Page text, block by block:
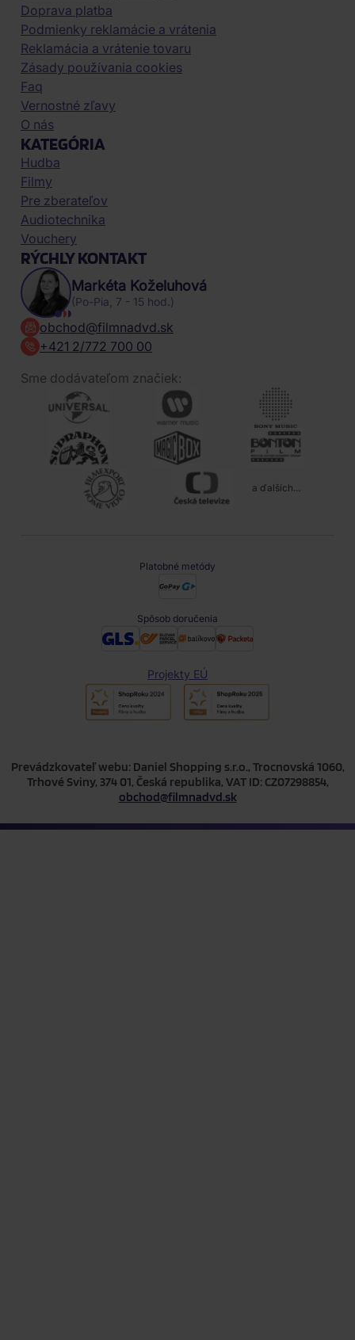
Doprava platba
Podmienky reklamácie a vrátenia
Reklamácia a vrátenie tovaru
Zásady používania cookies
Faq
Vernostné zľavy
O nás
KATEGÓRIA
Hudba
Filmy
Pre zberateľov
Audiotechnika
Vouchery
RÝCHLY KONTAKT
Markéta Koželuhová
(Po-Pia, 7 - 15 hod.)
obchod@filmnadvd.sk
+421 2/772 700 00
Sme dodávateľom značiek:
a ďalších...
Platobné metódy
Spôsob doručenia
Projekty EÚ
Prevádzkovateľ webu: Daniel Shopping s.r.o., Trocnovská 1060,
Trhové Sviny, 374 01, Česká republika, VAT ID: CZ07298854,
obchod@filmnadvd.sk